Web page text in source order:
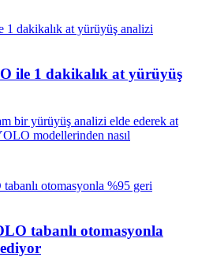
ile 1 dakikalık at yürüyüş
bir yürüyüş analizi elde ederek at
modellerinden nasıl
tabanlı otomasyonla